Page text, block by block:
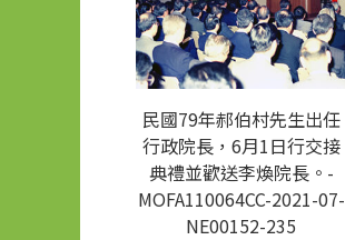
民國79年郝伯村先生出任
行政院長，6月1日行交接
典禮並歡送李煥院長。-
MOFA110064CC-2021-07-
NE00152-235